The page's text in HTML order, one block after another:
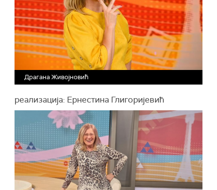
Драгана Живојновић
реализација: Ернестина Глигоријевић